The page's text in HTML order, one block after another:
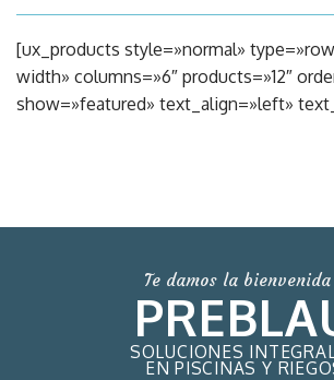
[ux_products style=»normal»
width» columns=»6″ products=»12″
show=»featured» text_align=»left»
Te damos la
SOLUCIONES
EN PISCINAS Y